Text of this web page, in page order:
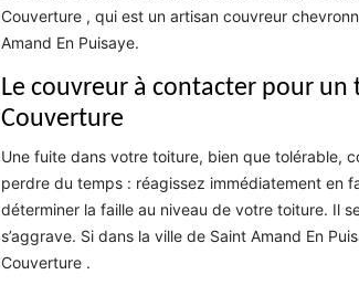
Couverture , qui est un artisan couvreur
Amand En Puisaye.
Le couvreur à contacter pour un
Couverture
Une fuite dans votre toiture, bien que tolérable,
perdre du temps : réagissez immédiatement en
déterminer la faille au niveau de votre toiture. Il
s’aggrave. Si dans la ville de Saint Amand En
Couverture .